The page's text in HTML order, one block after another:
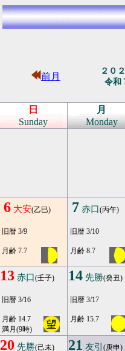
前月
２０
令和
日
Sunday
月
Monday
6 大安(乙巳)
旧暦 3/9
月齢 7.7
7 赤口(丙午)
旧暦 3/10
月齢 8.7
13 赤口(壬子)
旧暦 3/16
月齢 14.7
満月(9時)
14 先勝(癸丑)
旧暦 3/17
月齢 15.7
20 先勝(己未) 21 友引 (庚申)